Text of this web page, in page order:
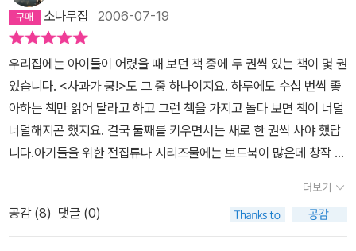
소나무집 2006-07-19
우리집에는 아이들이 어렸을 때 보던 책 중에 두 권씩 있는 책이 몇 권
있습니다. <사과가 쿵!>도 그 중 하나이지요. 하루에도 수십 번씩 좋
아하는 책만 읽어 달라고 하고 그런 책을 가지고 놀다 보면 책이 너덜
너덜해지곤 했지요. 결국 둘째를 키우면서는 새로 한 권씩 사야 했답
니다.아기들을 위한 전집류나 시리즈물에는 보드북이 많은데 창작 동
페이퍼북을 같이 만들어 엄마나 아이에게 선택권을 주는 영어 동화책
을 보고는 부러워만 했는데 이번에 보림에서 나온 이 책을 보고는 무
지 반가웠답니다. 이젠 책이 찢어질까 봐 조마조마하지 않아도 될 것
더보기
공감 (8) 댓글 (0)